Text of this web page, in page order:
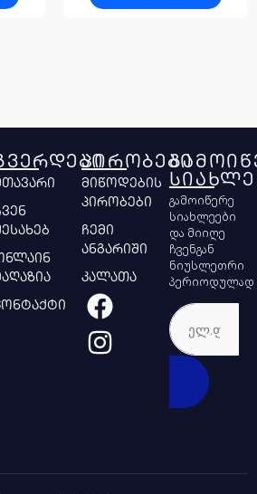
ᲞᲘᲠᲝᲑᲔᲑᲘ
მიწოდების
პირობები
ჩემი
ანგარიში
კალათა
ᲡᲘᲐᲮᲚᲔ
გამოიწერე
სიახლეები
და მიიღე
ჩვენგან
ნიუსლეთრი
პერიოდულად